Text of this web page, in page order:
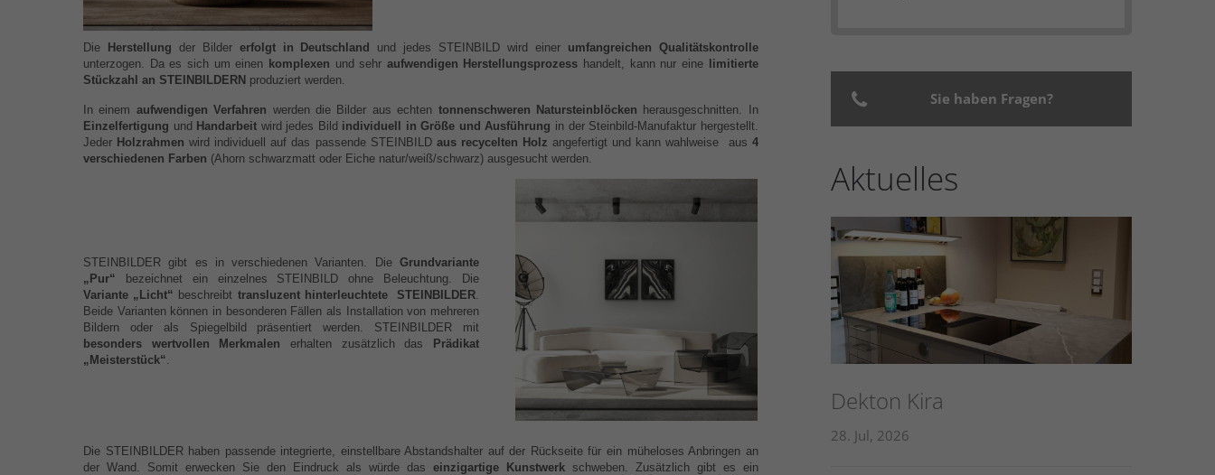
Die Herstellung der Bildererfolgt in Deutschland und jedes STEINBILD wird einerumfangreichen Qualitätskontrolle
unterzogen. Da es sich um einen komplexen und sehr aufwendigen Herstellungsprozess handelt, kann nur eine
limitierte
Stückzahl an STEINBILDERN produziert werden.
In einem aufwendigen Verfahren werden die Bilder aus echten tonnenschweren Natursteinblöcken herausgeschnitten. In
Einzelfertigung und Handarbeit wird jedes Bild individuell in Größe und Ausführung in der Steinbild-Manufaktur hergestellt.
Jeder Holzrahmen wird individuell auf das passende STEINBILD aus recycelten Holz angefertigt und kann wahlweise aus 4
verschiedenen Farben (Ahorn schwarzmatt oder Eiche natur/weiß/schwarz) ausgesucht werden.
STEINBILDER gibt es in verschiedenen Varianten. Die Grundvariante
„Pur“ bezeichnet ein einzelnes STEINBILD ohne Beleuchtung. Die
Variante „Licht“ beschreibt transluzent hinterleuchtete STEINBILDER.
Beide Varianten können in besonderen Fällen als Installation von mehreren
Bildern oder als Spiegelbild präsentiert werden. STEINBILDER mit
besonders wertvollen Merkmalen erhalten zusätzlich das
Prädikat
„Meisterstück“.
Die STEINBILDER haben passende integrierte, einstellbare Abstandshalter auf der Rückseite für ein müheloses Anbringen an
der Wand. Somit erwecken Sie den Eindruck als würde das einzigartige Kunstwerkschweben. Zusätzlich gibt es ein
Sie haben Fragen?
Aktuelles
Dekton Kira
28. Jul, 2026